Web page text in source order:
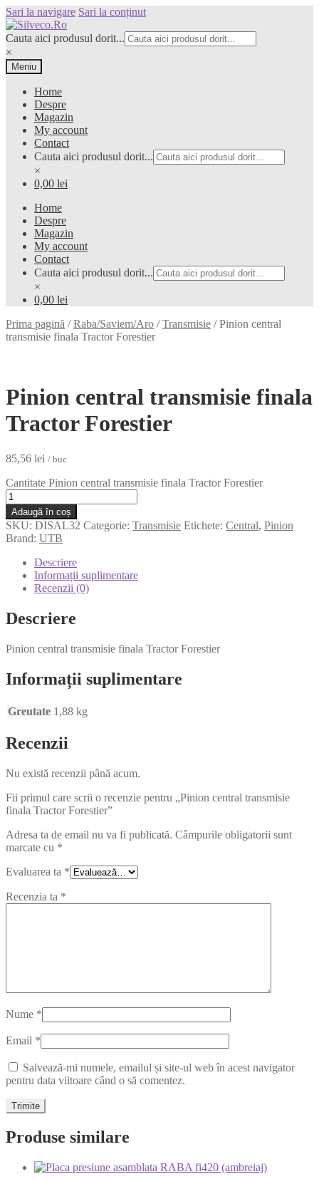
Sari la navigare Sari la conținut
Cauta aici produsul dorit...
×
Meniu
Home
Despre
Magazin
My account
Contact
Cauta aici produsul dorit...
×
0,00 lei
Home
Despre
Magazin
My account
Contact
Cauta aici produsul dorit...
×
0,00 lei
Prima pagină /Raba/Saviem/Aro /Transmisie /Pinion central
transmisie finala Tractor Forestier
Pinion central transmisie finala
Tractor Forestier
85,56 lei / buc
Cantitate Pinion central transmisie finala Tractor Forestier
Adaugă în coș
SKU: DISAL32 Categorie: Transmisie Etichete: Central, Pinion
Brand: UTB
Descriere
Informații suplimentare
Recenzii (0)
Descriere
Pinion central transmisie finala Tractor Forestier
Informații suplimentare
Greutate 1,88 kg
Recenzii
Nu există recenzii până acum.
Fii primul care scrii o recenzie pentru „Pinion central transmisie
finala Tractor Forestier”
Adresa ta de email nu va fi publicată. Câmpurile obligatorii sunt
marcate cu *
Evaluarea ta *
Recenzia ta *
Nume *
Email *
Salvează-mi numele, emailul și site-ul web în acest navigator
pentru data viitoare când o să comentez.
Produse similare